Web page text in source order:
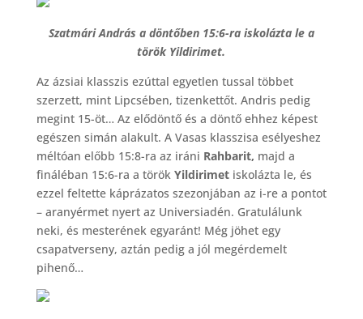
Szatmári András a döntőben 15:6-ra iskolázta le a
török Yildirimet.
Az ázsiai klasszis ezúttal egyetlen tussal többet
szerzett, mint Lipcsében, tizenkettőt. Andris pedig
megint 15-öt… Az elődöntő és a döntő ehhez képest
egészen simán alakult. A Vasas klasszisa esélyeshez
méltóan előbb 15:8-ra az iráni Rahbarit, majd a
fináléban 15:6-ra a török Yildirimet iskolázta le, és
ezzel feltette káprázatos szezonjában az i-re a pontot
– aranyérmet nyert az Universiadén. Gratulálunk
neki, és mesterének egyaránt! Még jöhet egy
csapatverseny, aztán pedig a jól megérdemelt
pihenő…